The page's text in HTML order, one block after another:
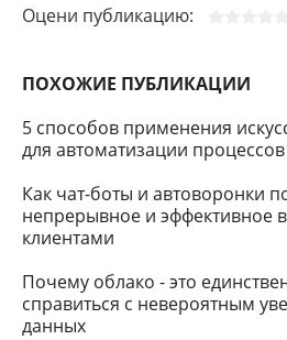
Оцени публикацию:
ПОХОЖИЕ ПУБЛИКАЦИИ
5 способов применения
для автоматизации
Как чат-боты и автоворонки
непрерывное и эффективное
клиентами
Почему облако - это
справиться с невероятным
данных